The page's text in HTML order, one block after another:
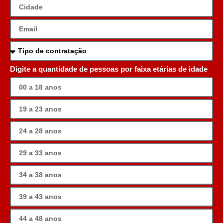
Digite a quantidade de pessoas por faixa etárias de idade